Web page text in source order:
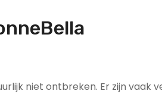
niet ontbreken. Er zijn vaak